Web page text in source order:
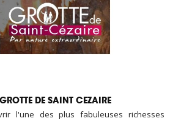
GROTTE DE SAINT CEZAIRE
l'une des plus fabuleuses richesses